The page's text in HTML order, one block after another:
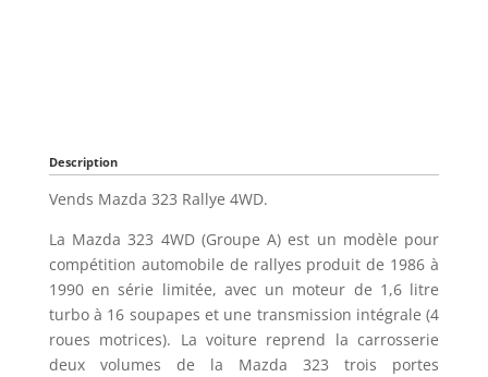
Description
Vends Mazda 323 Rallye 4WD.
La Mazda 323 4WD (Groupe A) est un modèle pour
compétition automobile de rallyes produit de 1986 à
1990 en série limitée, avec un moteur de 1,6 litre
turbo à 16 soupapes et une transmission intégrale (4
roues motrices). La voiture reprend la carrosserie
deux volumes de la Mazda 323 trois portes